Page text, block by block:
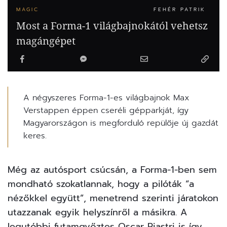
MAGIC FEHÉR PATRIK
Most a Forma-1 világbajnokától vehetsz
magángépet
A négyszeres Forma-1-es világbajnok Max
Verstappen éppen cseréli gépparkját, így
Magyarországon is megforduló repülője új gazdát
keres.
Még az autósport csúcsán, a Forma-1-ben sem
mondható szokatlannak, hogy a pilóták “a
nézőkkel együtt”, menetrend szerinti járatokon
utazzanak egyik helyszínről a másikra. A